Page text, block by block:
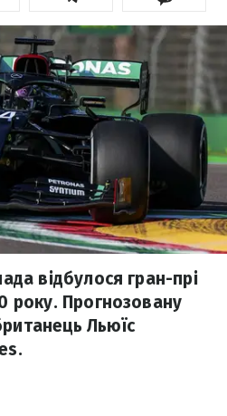
відбулося гран-прі
року. Прогнозовану
Льюїс